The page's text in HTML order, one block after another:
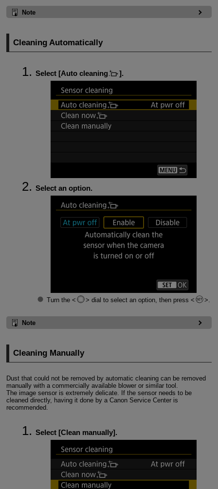
Note
Cleaning Automatically
Select [Auto cleaning ].
Select an option.
Turn the dial to select an option, then press .
Note
Cleaning Manually
Dust that could not be removed by automatic cleaning can be removed
manually with a commercially available blower or similar tool.
The image sensor is extremely delicate. If the sensor needs to be
cleaned directly, having it done by a Canon Service Center is
recommended.
Select [Clean manually].